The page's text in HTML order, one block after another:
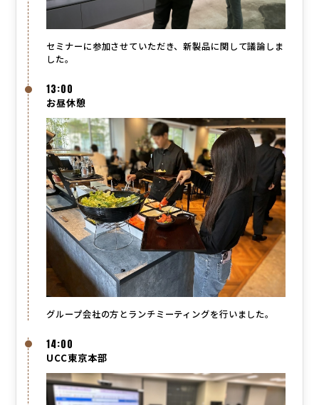
セミナーに参加させていただき、新製品に関して議論しま
した。
13:00
お昼休憩
グループ会社の方とランチミーティングを行いました。
14:00
UCC東京本部